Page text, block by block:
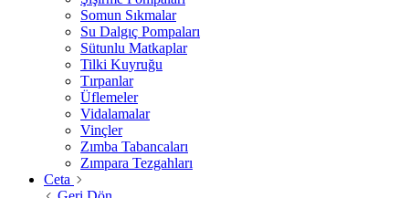
Somun Sıkmalar
Su Dalgıç Pompaları
Sütunlu Matkaplar
Tilki Kuyruğu
Tırpanlar
Üflemeler
Vidalamalar
Vinçler
Zımba Tabancaları
Zımpara Tezgahları
Ceta